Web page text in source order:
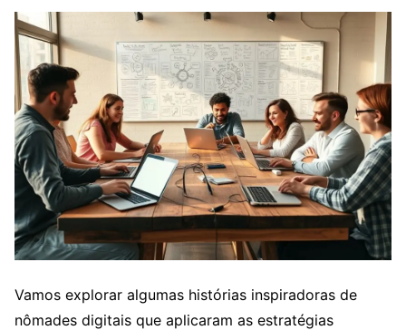
Vamos explorar algumas histórias inspiradoras de
nômades digitais que aplicaram as estratégias